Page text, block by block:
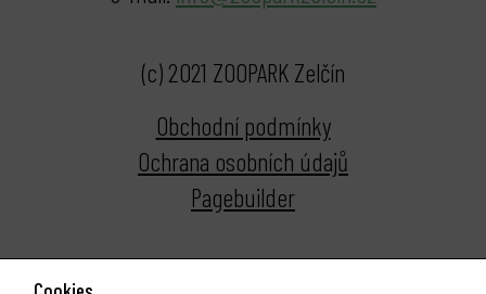
(c) 2021 ZOOPARK Zelčín
Obchodní podmínky
Ochrana osobních údajů
Pagebuilder